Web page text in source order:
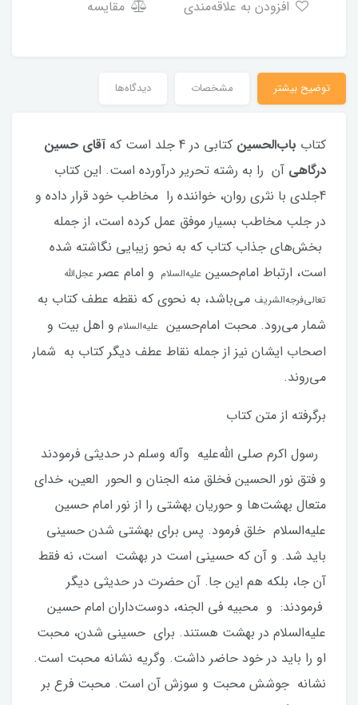
مقایسه
توضیح بیشتر مشخصات دیدگاه‌ها
کتاب باب‌الحسین کتابی در 4 جلد است که آقای حسین
درگاهی آن را به رشته تحریر درآورده است. این کتاب
4جلدی با نثری روان، خواننده را مخاطب خود قرار داده و
در جلب مخاطب بسیار موفق عمل کرده است، از جمله
بخش‌های جذاب کتاب که به نحو زیبایی نگاشته شده
است، ارتباط امام‌حسین علیه‌السلام و امام عصر عجل‌الله
تعالی‌فرجه‌الشریف می‌باشد، به نحوی که نقطه عطف کتاب به
شمار می‌رود. محبت امام‌حسین علیه‌السلام و اهل بیت و
اصحاب ایشان نیز از جمله نقاط عطف دیگر کتاب به شمار
می‌روند.
برگرفته از متن کتاب
رسول اکرم صلی الله‌علیه وآله وسلم در حدیثی فرمودند
و فتق نور الحسین فخلق منه الجنان و الحور العین، خدای
متعال بهشت‌ها و حوریان بهشتی را از نور امام حسین
علیه‌السلام خلق فرمود. پس برای بهشتی شدن حسینی
باید شد. و آن که حسینی است در بهشت است، نه فقط
آن جا، بلکه هم این جا. آن حضرت در حدیثی دیگر
فرمودند: و محبیه فی الجنه، دوست‌داران امام حسین
علیه‌السلام در بهشت هستند. برای حسینی شدن، محبت
او را باید در خود حاضر داشت. وگریه نشانه محبت است.
نشانه جوشش محبت و سوزش آن است. محبت فرع بر